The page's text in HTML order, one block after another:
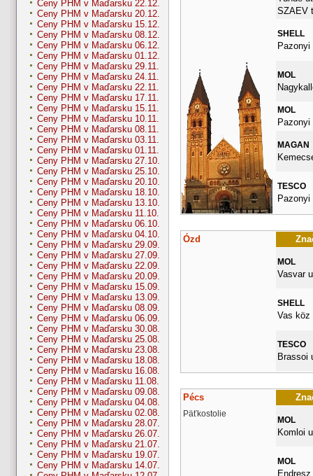
Ceny PHM v Maďarsku 22.12.
Ceny PHM v Maďarsku 20.12.
Ceny PHM v Maďarsku 15.12.
Ceny PHM v Maďarsku 08.12.
Ceny PHM v Maďarsku 06.12.
Ceny PHM v Maďarsku 01.12.
Ceny PHM v Maďarsku 29.11.
Ceny PHM v Maďarsku 24.11.
Ceny PHM v Maďarsku 22.11.
Ceny PHM v Maďarsku 17.11.
Ceny PHM v Maďarsku 15.11.
Ceny PHM v Maďarsku 10.11.
Ceny PHM v Maďarsku 08.11.
Ceny PHM v Maďarsku 03.11.
Ceny PHM v Maďarsku 01.11.
Ceny PHM v Maďarsku 27.10.
Ceny PHM v Maďarsku 25.10.
Ceny PHM v Maďarsku 20.10.
Ceny PHM v Maďarsku 18.10.
Ceny PHM v Maďarsku 13.10.
Ceny PHM v Maďarsku 11.10.
Ceny PHM v Maďarsku 06.10.
Ceny PHM v Maďarsku 04.10.
Ceny PHM v Maďarsku 29.09.
Ceny PHM v Maďarsku 27.09.
Ceny PHM v Maďarsku 22.09.
Ceny PHM v Maďarsku 20.09.
Ceny PHM v Maďarsku 15.09.
Ceny PHM v Maďarsku 13.09.
Ceny PHM v Maďarsku 08.09.
Ceny PHM v Maďarsku 06.09.
Ceny PHM v Maďarsku 30.08.
Ceny PHM v Maďarsku 25.08.
Ceny PHM v Maďarsku 23.08.
Ceny PHM v Maďarsku 18.08.
Ceny PHM v Maďarsku 16.08.
Ceny PHM v Maďarsku 11.08.
Ceny PHM v Maďarsku 09.08.
Ceny PHM v Maďarsku 04.08.
Ceny PHM v Maďarsku 02.08.
Ceny PHM v Maďarsku 28.07.
Ceny PHM v Maďarsku 26.07.
Ceny PHM v Maďarsku 21.07.
Ceny PHM v Maďarsku 19.07.
Ceny PHM v Maďarsku 14.07.
SZAEV
SHELL
Pazonyi
MOL
MOL
Pazonyi
MAGAN
TESCO
Pazonyi
Ózd
MOL
Vasvar
SHELL
Vas köz
TESCO
Brassoi
Pécs
Päťkostolie
MOL
Komloi
MOL
Endresz